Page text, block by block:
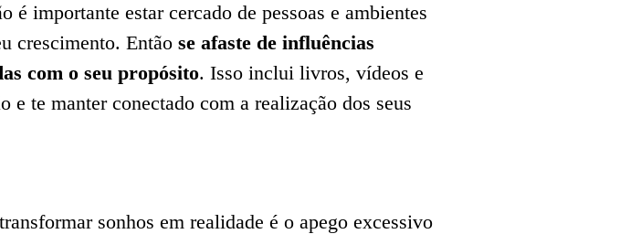
é importante estar cercado de pessoas e ambientes
crescimento. Então se afaste de influências
com o seu propósito. Isso inclui livros, vídeos e
e te manter conectado com a realização dos seus
sonhos em realidade é o apego excessivo